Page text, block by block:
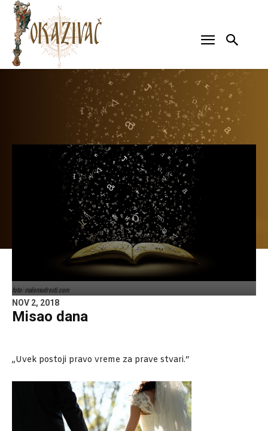
foto: malemudrosti.com
NOV 2, 2018
Misao dana
„Uvek postoji pravo vreme za prave stvari.“